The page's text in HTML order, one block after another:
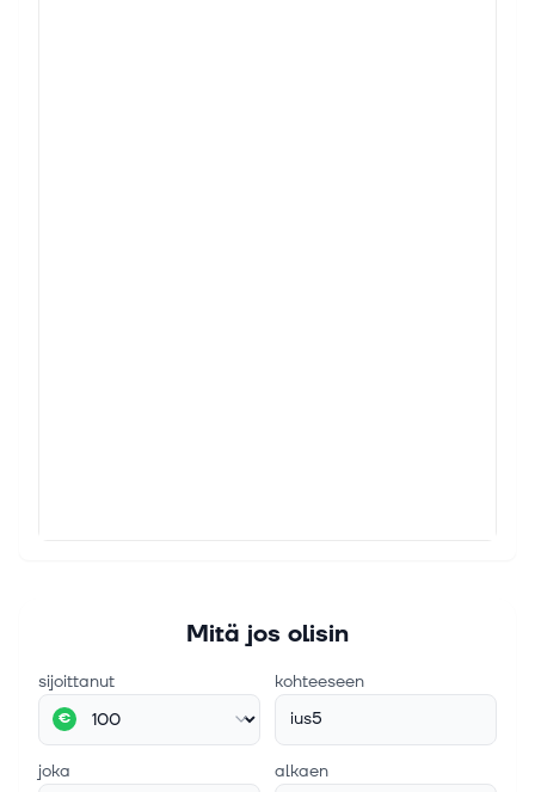
Mitä jos olisin
sijoittanut
€
kohteeseen
ius5
joka alkaen